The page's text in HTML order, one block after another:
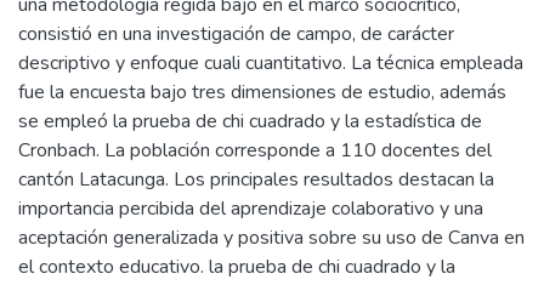
consistió en una investigación de campo, de carácter
descriptivo y enfoque cuali cuantitativo. La técnica empleada
fue la encuesta bajo tres dimensiones de estudio, además
se empleó la prueba de chi cuadrado y la estadística de
Cronbach. La población corresponde a 110 docentes del
cantón Latacunga. Los principales resultados destacan la
importancia percibida del aprendizaje colaborativo y una
aceptación generalizada y positiva sobre su uso de Canva en
el contexto educativo. la prueba de chi cuadrado y la